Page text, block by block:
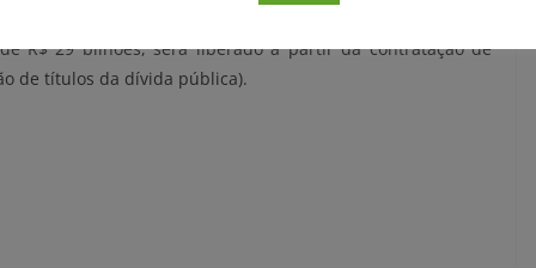
R$ 29 bilhões, será liberado a partir da contratação de
de títulos da dívida pública).